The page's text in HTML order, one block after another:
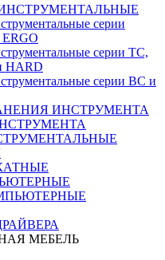
серии
серии ТС,
серии ВС и
ИНСТРУМЕНТА
МЕБЕЛЬ